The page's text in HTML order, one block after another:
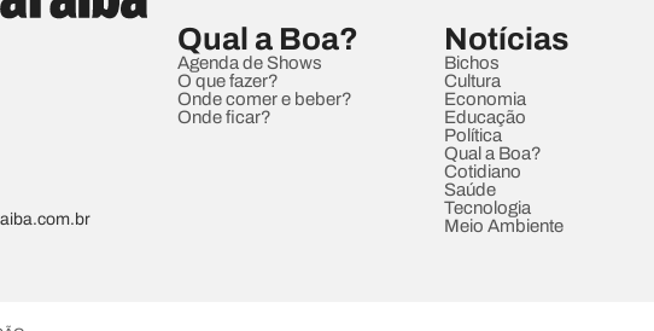
Qual a Boa?
Agenda de Shows
O que fazer?
Onde comer e beber?
Onde ficar?
Notícias
Bichos
Cultura
Economia
Educação
Política
Qual a Boa?
Cotidiano
Saúde
Tecnologia
Meio Ambiente